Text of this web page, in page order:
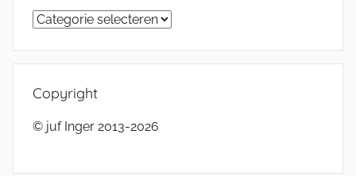
Categorieën
Copyright
© juf Inger 2013-2026